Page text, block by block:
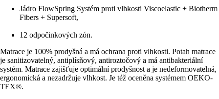
Jádro FlowSpring Systém proti vlhkosti Viscoelastic + Biotherm
Fibers + Supersoft,
12 odpočinkových zón.
Matrace je 100% prodyšná a má ochrana proti vlhkosti. Potah matrace
je sanitizovatelný, antiplísňový, antiroztočový a má antibakteriální
systém. Matrace zajišťuje optimální prodyšnost a je nedeformovatelná,
ergonomická a nezadržuje vlhkost. Je též oceněna systémem OEKO-
TEX®.